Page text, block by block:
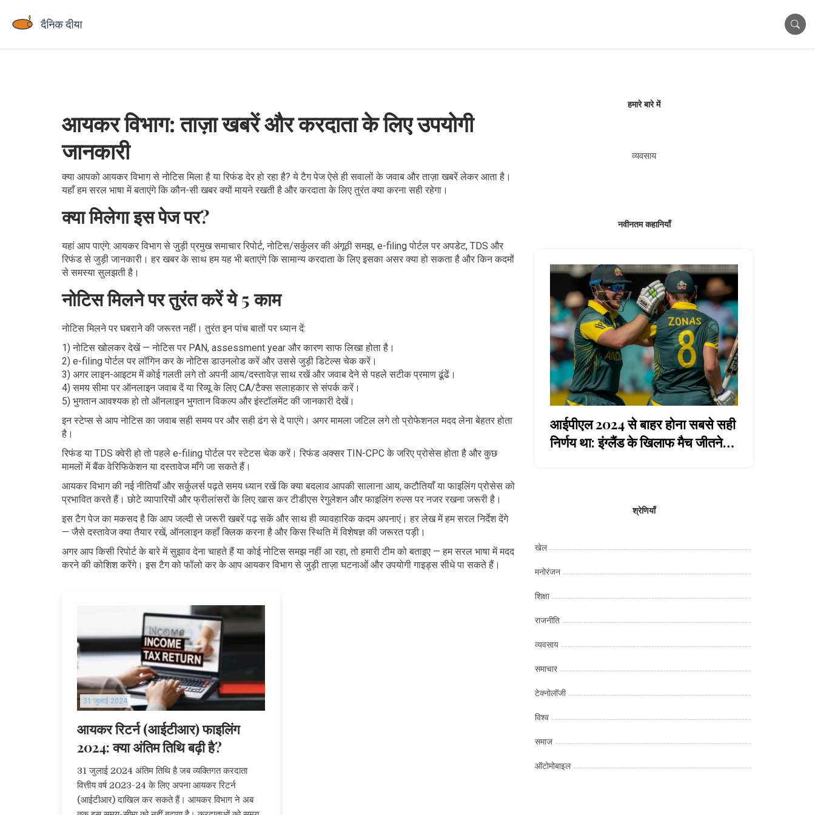
आयकर विभाग: ताज़ा खबरें और करदाता के लिए उपयोगी
जानकारी
क्या आपको आयकर विभाग से नोटिस मिला है या रिफंड देर हो रहा है? ये टैग पेज ऐसे ही सवालों के जवाब और ताज़ा खबरें लेकर आता है।
यहाँ हम सरल भाषा में बताएंगे कि कौन-सी खबर क्यों मायने रखती है और करदाता के लिए तुरंत क्या करना सही रहेगा।
क्या मिलेगा इस पेज पर?
यहां आप पाएंगे: आयकर विभाग से जुड़ी प्रमुख समाचार रिपोर्ट, नोटिस/सर्कुलर की अंगूठी समझ, e-filing पोर्टल पर अपडेट, TDS और
रिफंड से जुड़ी जानकारी। हर खबर के साथ हम यह भी बताएंगे कि सामान्य करदाता के लिए इसका असर क्या हो सकता है और किन कदमों
से समस्या सुलझती है।
नोटिस मिलने पर तुरंत करें ये 5 काम
नोटिस मिलने पर घबराने की जरूरत नहीं। तुरंत इन पांच बातों पर ध्यान दें:
1) नोटिस खोलकर देखें — नोटिस पर PAN, assessment year और कारण साफ लिखा होता है।
2) e-filing पोर्टल पर लॉगिन कर के नोटिस डाउनलोड करें और उससे जुड़ी डिटेल्स चेक करें।
3) अगर लाइन-आइटम में कोई गलती लगे तो अपनी आय/दस्तावेज़ साथ रखें और जवाब देने से पहले सटीक प्रमाण ढूंढें।
4) समय सीमा पर ऑनलाइन जवाब दें या रिव्यू के लिए CA/टैक्स सलाहकार से संपर्क करें।
5) भुगतान आवश्यक हो तो ऑनलाइन भुगतान विकल्प और इंस्टॉलमेंट की जानकारी देखें।
इन स्टेप्स से आप नोटिस का जवाब सही समय पर और सही ढंग से दे पाएंगे। अगर मामला जटिल लगे तो प्रोफेशनल मदद लेना बेहतर होता
है।
रिफंड या TDS क्वेरी हो तो पहले e-filing पोर्टल पर स्टेटस चेक करें। रिफंड अक्सर TIN-CPC के जरिए प्रोसेस होता है और कुछ
मामलों में बैंक वेरिफिकेशन या दस्तावेज माँगे जा सकते हैं।
आयकर विभाग की नई नीतियाँ और सर्कुलर्स पढ़ते समय ध्यान रखें कि क्या बदलाव आपकी सालाना आय, कटौतियाँ या फाइलिंग प्रोसेस को
प्रभावित करते हैं। छोटे व्यापारियों और फ्रीलांसरों के लिए खास कर टीडीएस रेगुलेशन और फाइलिंग रुल्स पर नजर रखना जरूरी है।
इस टैग पेज का मकसद है कि आप जल्दी से जरूरी खबरें पढ़ सकें और साथ ही व्यावहारिक कदम अपनाएं। हर लेख में हम सरल निर्देश देंगे
— जैसे दस्तावेज क्या तैयार रखें, ऑनलाइन कहाँ क्लिक करना है और किस स्थिति में विशेषज्ञ की जरूरत पड़ी।
अगर आप किसी रिपोर्ट के बारे में सुझाव देना चाहते हैं या कोई नोटिस समझ नहीं आ रहा, तो हमारी टीम को बताइए — हम सरल भाषा में मदद
करने की कोशिश करेंगे। इस टैग को फॉलो कर के आप आयकर विभाग से जुड़ी ताज़ा घटनाओं और उपयोगी गाइड्स सीधे पा सकते हैं।
31 जुलाई 2024
आयकर रिटर्न (आईटीआर) फाइलिंग
2024: क्या अंतिम तिथि बढ़ी है?
31 जुलाई 2024 अंतिम तिथि है जब व्यक्तिगत करदाता
वित्तीय वर्ष 2023-24 के लिए अपना आयकर रिटर्न
(आईटीआर) दाखिल कर सकते हैं। आयकर विभाग ने अब
हमारे बारे में
व्यवसाय
नवीनतम कहानियाँ
आईपीएल 2024 से बाहर होना सबसे सही
निर्णय था: इंग्लैंड के खिलाफ मैच जीतने
श्रेणियाँ
खेल
मनोरंजन
शिक्षा
राजनीति
व्यवसाय
समाचार
टेक्नोलॉजी
विश्व
समाज
ऑटोमोबाइल